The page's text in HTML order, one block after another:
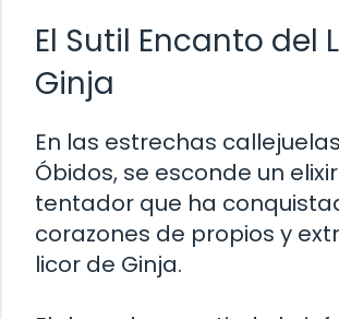
El Sutil Encanto del
Ginja
En las estrechas
Óbidos, se esconde un
tentador que ha
corazones de propios y
licor de Ginja.